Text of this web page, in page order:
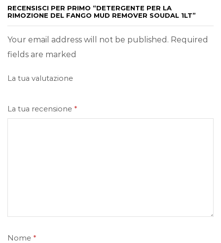
RECENSISCI PER PRIMO “DETERGENTE PER LA
RIMOZIONE DEL FANGO MUD REMOVER SOUDAL 1LT”
Your email address will not be published. Required
fields are marked
La tua valutazione
La tua recensione *
Nome *